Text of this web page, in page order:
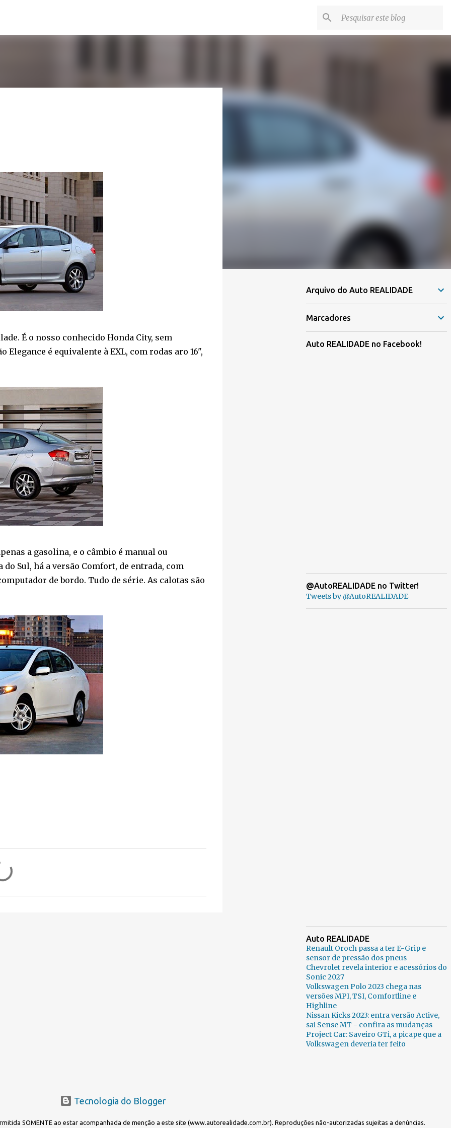
É o nosso conhecido Honda City, sem
é equivalente à EXL, com rodas aro 16",
a gasolina, e o câmbio é manual ou
Sul, há a versão Comfort, de entrada, com
de bordo. Tudo de série. As calotas são
Arquivo do Auto REALIDADE
Marcadores
Auto REALIDADE no Facebook!
@AutoREALIDADE no Twitter!
Tweets by @AutoREALIDADE
Auto REALIDADE
Renault Oroch passa a ter E-Grip e
sensor de pressão dos pneus
Chevrolet revela interior e acessórios do
Sonic 2027
Volkswagen Polo 2023 chega nas
versões MPI, TSI, Comfortline e
Highline
Nissan Kicks 2023: entra versão Active,
sai Sense MT - confira as mudanças
Project Car: Saveiro GTi, a picape que a
Volkswagen deveria ter feito
Tecnologia do Blogger
SOMENTE ao estar acompanhada de menção a este site (www.autorealidade.com.br). Reproduções não-autorizadas sujeitas a denúncias.